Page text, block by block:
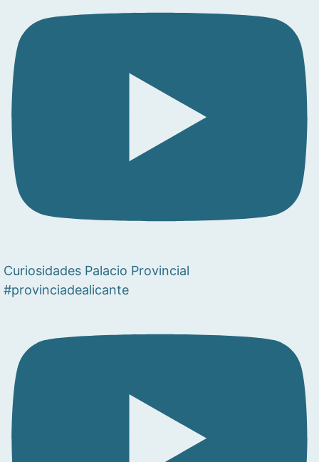
Curiosidades Palacio Provincial
#provinciadealicante